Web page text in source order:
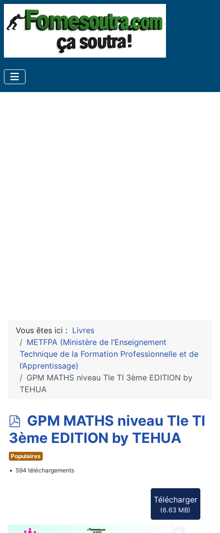
Vous êtes ici : Livres
METFPA (Ministère de l’Enseignement
Technique de la Formation Professionnelle et de
l’Apprentissage)
GPM MATHS niveau Tle TI 3ème EDITION by
TEHUA
p
d
f
GPM MATHS niveau Tle TI
3ème EDITION by TEHUA
Populaires
594 téléchargements
Télécharger
(6.63 MB)